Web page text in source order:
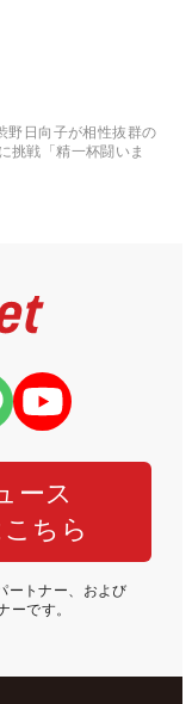
日向子が相性抜群の
挑戦「精一杯闘いま
ース
ちら
ートナー、および
ーです。